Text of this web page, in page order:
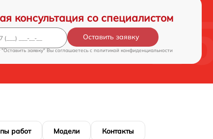
консультация со специалистом
Оставить заявку
заявку" Вы соглашаетесь c политикой конфиденциальности
работ Модели Контакты